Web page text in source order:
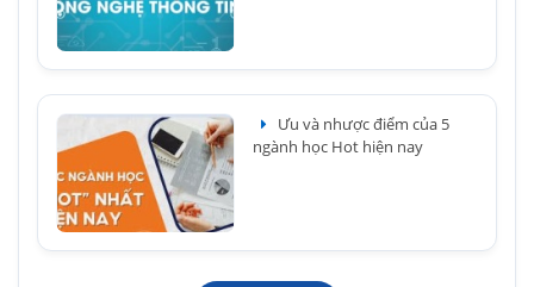
Ưu và nhược điểm của 5
ngành học Hot hiện nay